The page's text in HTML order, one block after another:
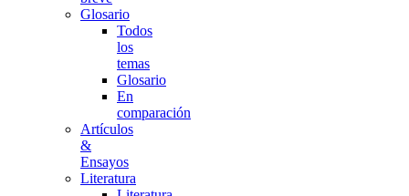
Glosario
Todos
los
temas
Glosario
En
comparación
Artículos
&
Ensayos
Literatura